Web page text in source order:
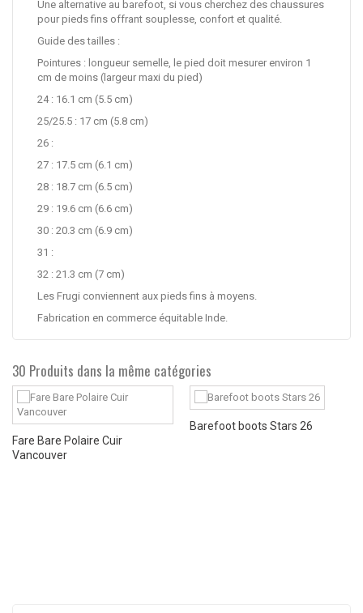
Une alternative au barefoot, si vous cherchez des chaussures
pour pieds fins offrant souplesse, confort et qualité.
Guide des tailles :
Pointures : longueur semelle, le pied doit mesurer environ 1
cm de moins (largeur maxi du pied)
24 : 16.1 cm (5.5 cm)
25/25.5 : 17 cm (5.8 cm)
26 :
27 : 17.5 cm (6.1 cm)
28 : 18.7 cm (6.5 cm)
29 : 19.6 cm (6.6 cm)
30 : 20.3 cm (6.9 cm)
31 :
32 : 21.3 cm (7 cm)
Les Frugi conviennent aux pieds fins à moyens.
Fabrication en commerce équitable Inde.
30 Produits dans la même catégories
Fare Bare Polaire Cuir
Vancouver
Barefoot boots Stars 26